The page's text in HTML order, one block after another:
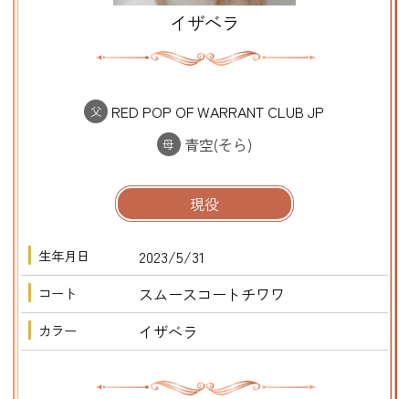
イザベラ
父 RED POP OF WARRANT CLUB JP
母 青空(そら)
現役
生年月日 2023/5/31
コート スムースコートチワワ
カラー イザベラ